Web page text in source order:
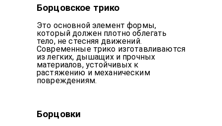
Борцовское трико
Это основной элемент формы,
который должен плотно облегать
тело, не стесняя движений.
Современные трико изготавливаются
из легких, дышащих и прочных
материалов, устойчивых к
растяжению и механическим
повреждениям.
Борцовки